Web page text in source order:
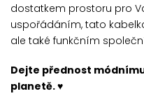
dostatkem prostoru pro
uspořádáním, tato
ale také funkčním
Dejte přednost
planetě. ♥